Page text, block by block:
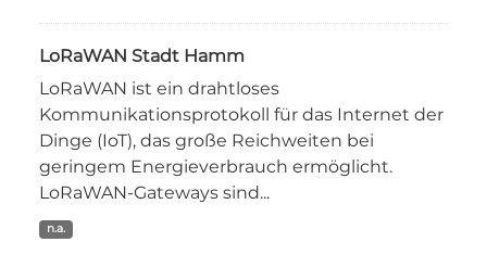
LoRaWAN Stadt Hamm
LoRaWAN ist ein drahtloses
Kommunikationsprotokoll für das Internet der
Dinge (IoT), das große Reichweiten bei
geringem Energieverbrauch ermöglicht.
LoRaWAN-Gateways sind...
n.a.